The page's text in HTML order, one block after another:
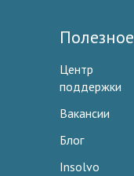
Полезное
Центр
поддержки
Вакансии
Блог
Insolvo